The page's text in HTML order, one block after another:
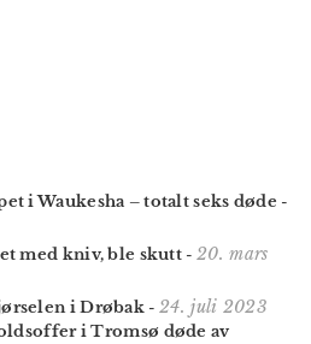
i Waukesha – totalt seks døde -
med kniv, ble skutt -20. mars
i Drøbak - 24. juli 2023
i Tromsø døde av